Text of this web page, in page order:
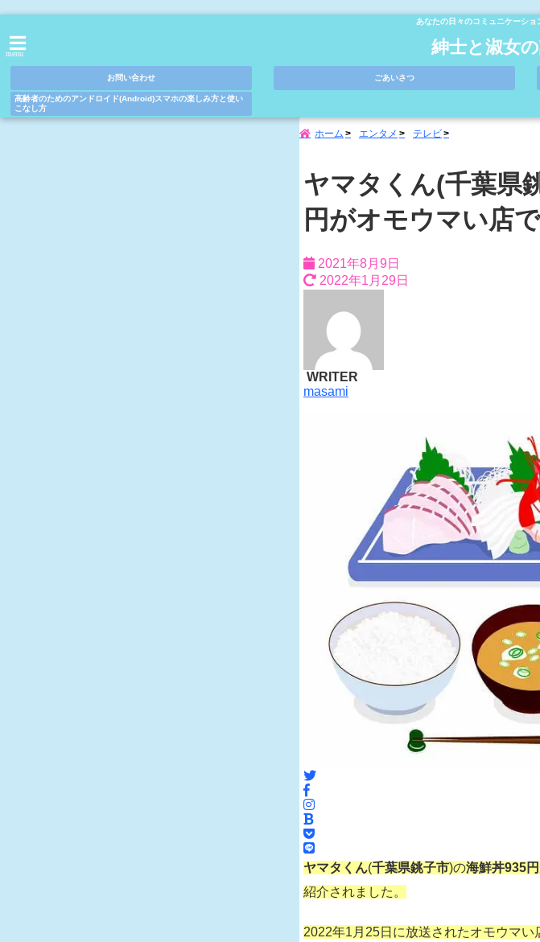
あなたの日々のコミュニケーシ
menu 紳士と淑女
お問い合わせ ごあいさつ
高齢者のためのアンドロイド(Android)スマホの楽しみ方と使い
こなし方
ホーム エンタメ テレビ
ヤマタくん(千葉県
円がオモウマい店
2021年8月9日
2022年1月29日
WRITER
masami
ヤマタくん(千葉県銚子市)の海鮮丼935円
紹介されました。
2022年1月25日に放送されたオモウマい